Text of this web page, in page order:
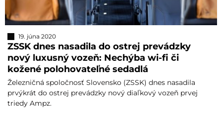
19. júna 2020
ZSSK dnes nasadila do ostrej prevádzky
nový luxusný vozeň: Nechýba wi-fi či
kožené polohovateľné sedadlá
Železničná spoločnosť Slovensko (ZSSK) dnes nasadila
prvýkrát do ostrej prevádzky nový diaľkový vozeň prvej
triedy Ampz.